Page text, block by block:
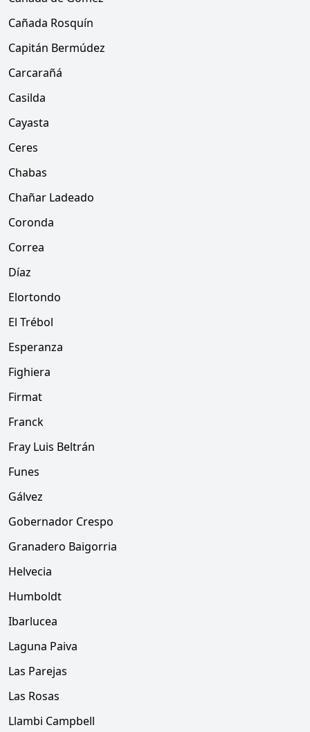
Cañada Rosquín
Capitán Bermúdez
Carcarañá
Casilda
Cayasta
Ceres
Chabas
Chañar Ladeado
Coronda
Correa
Díaz
Elortondo
El Trébol
Esperanza
Fighiera
Firmat
Franck
Fray Luis Beltrán
Funes
Gálvez
Gobernador Crespo
Granadero Baigorria
Helvecia
Humboldt
Ibarlucea
Laguna Paiva
Las Parejas
Las Rosas
Llambi Campbell